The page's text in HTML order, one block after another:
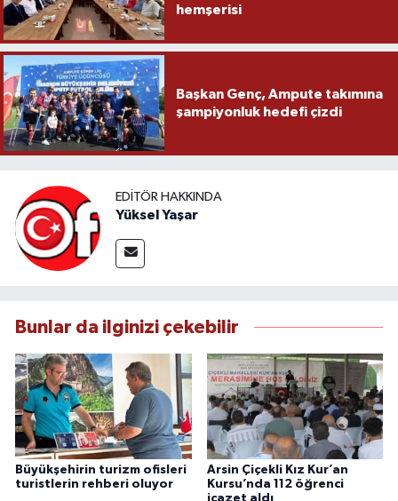
hemşerisi
Başkan Genç, Ampute takımına
şampiyonluk hedefi çizdi
EDITÖR HAKKINDA
Yüksel Yaşar
Bunlar da ilginizi çekebilir
Büyükşehirin turizm ofisleri
turistlerin rehberi oluyor
Arsin Çiçekli Kız Kur’an
Kursu’nda 112 öğrenci
icazet aldı